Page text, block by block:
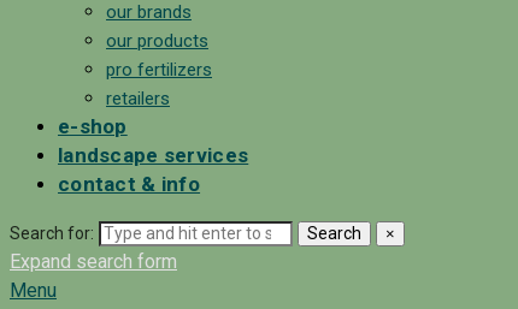
our brands
our products
pro fertilizers
retailers
e-shop
landscape services
contact & info
Search for: Search ×
Expand search form
Menu